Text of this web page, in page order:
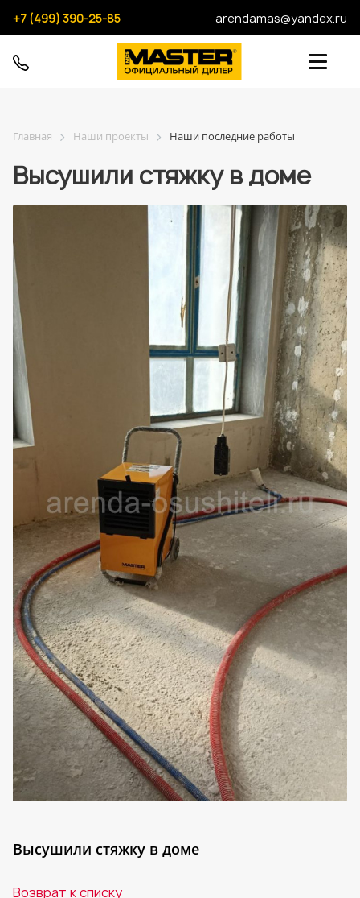
+7 (499) 390-25-85 arendamas@yandex.ru
Главная Наши проекты Наши последние работы
Высушили стяжку в доме
Высушили стяжку в доме
Возврат к списку